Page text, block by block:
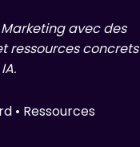
avec des
ressources concrets
• Ressources